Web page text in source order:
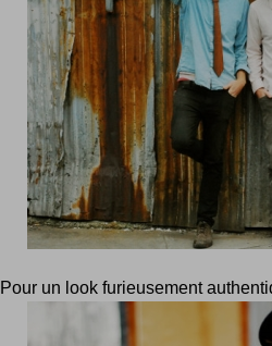
Pour un look furieusement